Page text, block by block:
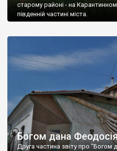
старому районі - на
південній частині міста.
Богом дана
Друга частина звіту про